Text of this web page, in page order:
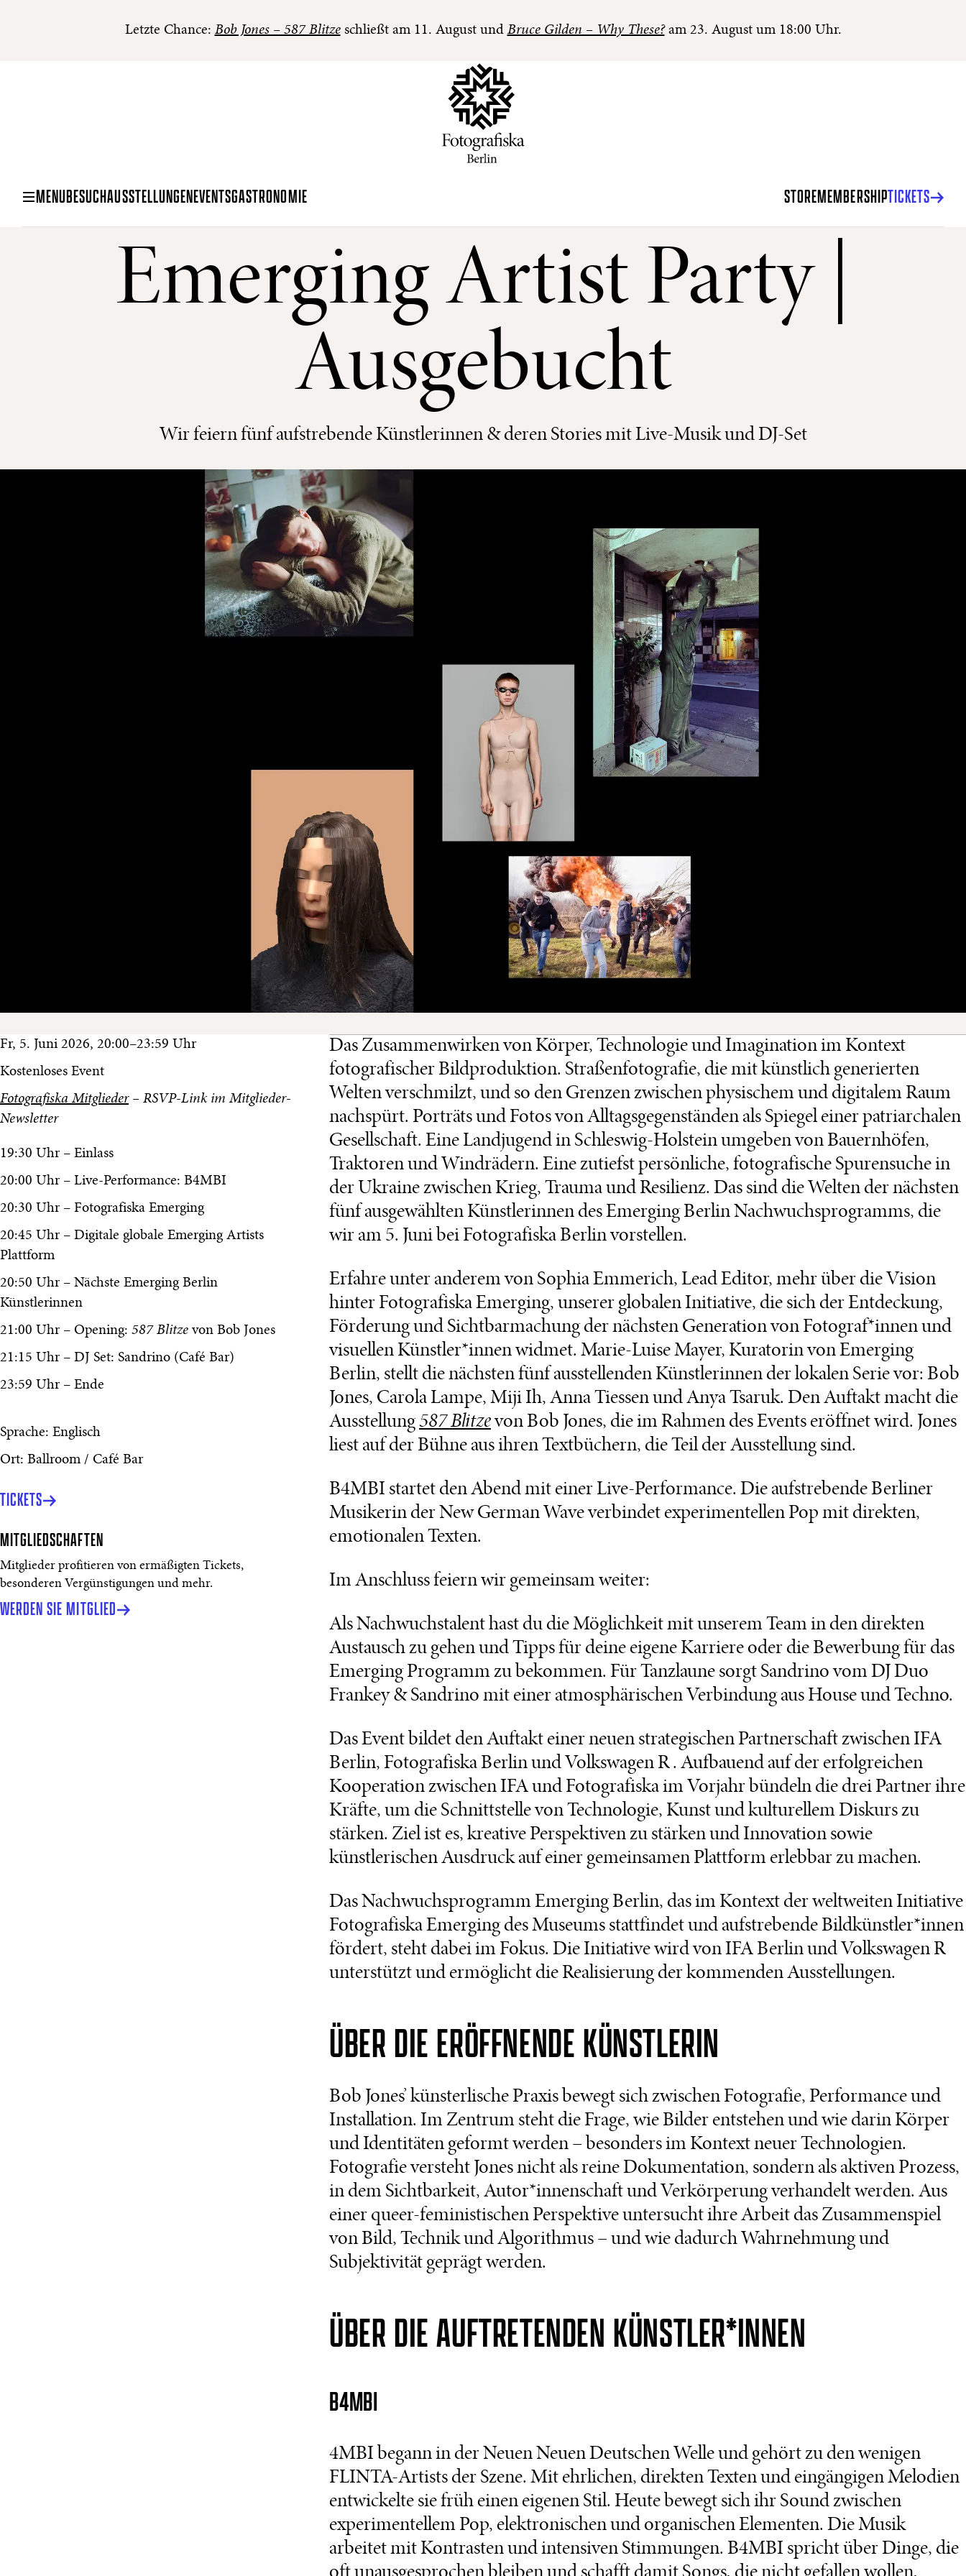
Letzte Chance: Bob Jones – 587 Blitzeschließt am 11. August und Bruce Gilden – Why These?am 23. August um 18:00 Uhr.
MENUBESUCHAUSSTELLUNGENEVENTSGASTRONOMIE STOREMEMBERSHIPTICKETS
Emerging Artist Party |
Ausgebucht
Wir feiern fünf aufstrebende Künstlerinnen & deren Stories mit Live-Musik und DJ-Set
Fr, 5. Juni 2026, 20:00–23:59 Uhr
Kostenloses Event
Fotografiska Mitglieder– RSVP-Link im Mitglieder-
Newsletter
19:30 Uhr – Einlass
20:00 Uhr – Live-Performance: B4MBI
20:30 Uhr – Fotografiska Emerging
20:45 Uhr – Digitale globale Emerging Artists
Plattform
20:50 Uhr – Nächste Emerging Berlin
Künstlerinnen
21:00 Uhr – Opening: 587 Blitze von Bob Jones
21:15 Uhr – DJ Set: Sandrino (Café Bar)
23:59 Uhr – Ende
Sprache: Englisch
Ort: Ballroom / Café Bar
TICKETS
MITGLIEDSCHAFTEN
Mitglieder profitieren von ermäßigten Tickets,
besonderen Vergünstigungen und mehr.
WERDEN SIE MITGLIED
Das Zusammenwirken von Körper, Technologie und Imagination im Kontext
fotografischer Bildproduktion. Straßenfotografie, die mit künstlich generierten
Welten verschmilzt, und so den Grenzen zwischen physischem und digitalem Raum
nachspürt. Porträts und Fotos von Alltagsgegenständen als Spiegel einer patriarchalen
Gesellschaft. Eine Landjugend in Schleswig-Holstein umgeben von Bauernhöfen,
Traktoren und Windrädern. Eine zutiefst persönliche, fotografische Spurensuche in
der Ukraine zwischen Krieg, Trauma und Resilienz. Das sind die Welten der nächsten
fünf ausgewählten Künstlerinnen des Emerging Berlin Nachwuchsprogramms, die
wir am 5. Juni bei Fotografiska Berlin vorstellen.
Erfahre unter anderem von Sophia Emmerich, Lead Editor, mehr über die Vision
hinter Fotografiska Emerging, unserer globalen Initiative, die sich der Entdeckung,
Förderung und Sichtbarmachung der nächsten Generation von Fotograf*innen und
visuellen Künstler*innen widmet. Marie-Luise Mayer, Kuratorin von Emerging
Berlin, stellt die nächsten fünf ausstellenden Künstlerinnen der lokalen Serie vor: Bob
Jones, Carola Lampe, Miji Ih, Anna Tiessen und Anya Tsaruk. Den Auftakt macht die
Ausstellung587 Blitzevon Bob Jones, die im Rahmen des Events eröffnet wird. Jones
liest auf der Bühne aus ihren Textbüchern, die Teil der Ausstellung sind.
B4MBI startet den Abend mit einer Live-Performance. Die aufstrebende Berliner
Musikerin der New German Wave verbindet experimentellen Pop mit direkten,
emotionalen Texten.
Im Anschluss feiern wir gemeinsam weiter:
Als Nachwuchstalent hast du die Möglichkeit mit unserem Team in den direkten
Austausch zu gehen und Tipps für deine eigene Karriere oder die Bewerbung für das
Emerging Programm zu bekommen. Für Tanzlaune sorgt Sandrino vom DJ Duo
Frankey & Sandrino mit einer atmosphärischen Verbindung aus House und Techno.
Das Event bildet den Auftakt einer neuen strategischen Partnerschaft zwischen IFA
Berlin, Fotografiska Berlin und Volkswagen R . Aufbauend auf der erfolgreichen
Kooperation zwischen IFA und Fotografiska im Vorjahr bündeln die drei Partner ihre
Kräfte, um die Schnittstelle von Technologie, Kunst und kulturellem Diskurs zu
stärken. Ziel ist es, kreative Perspektiven zu stärken und Innovation sowie
künstlerischen Ausdruck auf einer gemeinsamen Plattform erlebbar zu machen.
Das Nachwuchsprogramm Emerging Berlin, das im Kontext der weltweiten Initiative
Fotografiska Emerging des Museums stattfindet und aufstrebende Bildkünstler*innen
fördert, steht dabei im Fokus. Die Initiative wird von IFA Berlin und Volkswagen R
unterstützt und ermöglicht die Realisierung der kommenden Ausstellungen.
ÜBER DIE ERÖFFNENDE KÜNSTLERIN
Bob Jones’ künsterlische Praxis bewegt sich zwischen Fotografie, Performance und
Installation. Im Zentrum steht die Frage, wie Bilder entstehen und wie darin Körper
und Identitäten geformt werden – besonders im Kontext neuer Technologien.
Fotografie versteht Jones nicht als reine Dokumentation, sondern als aktiven Prozess,
in dem Sichtbarkeit, Autor*innenschaft und Verkörperung verhandelt werden. Aus
einer queer-feministischen Perspektive untersucht ihre Arbeit das Zusammenspiel
von Bild, Technik und Algorithmus – und wie dadurch Wahrnehmung und
Subjektivität geprägt werden.
ÜBER DIE AUFTRETENDEN KÜNSTLER*INNEN
B4MBI
4MBI begann in der Neuen Neuen Deutschen Welle und gehört zu den wenigen
FLINTA-Artists der Szene. Mit ehrlichen, direkten Texten und eingängigen Melodien
entwickelte sie früh einen eigenen Stil. Heute bewegt sich ihr Sound zwischen
experimentellem Pop, elektronischen und organischen Elementen. Die Musik
arbeitet mit Kontrasten und intensiven Stimmungen. B4MBI spricht über Dinge, die